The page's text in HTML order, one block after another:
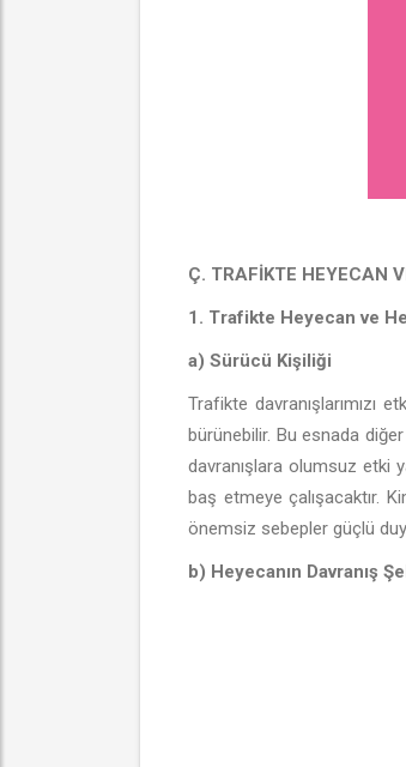
Ç. TRAFİKTE HEYECAN
1. Trafikte Heyecan ve
a) Sürücü Kişiliği
Trafikte davranışlarımızı
bürünebilir. Bu esnada
davranışlara olumsuz etki
baş etmeye çalışacaktır.
önemsiz sebepler güçlü
b) Heyecanın Davranış